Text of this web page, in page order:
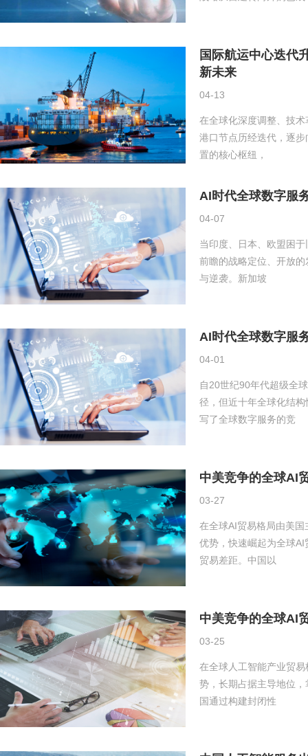
国际航运中心迭代
新未来
04-13
在全球化深度调整、技
港口节点历经迭代，逐
置的核心枢纽，
AI时代全球数字服
04-07
当印度、日本、欧盟困
前瞻的战略定位、开放
与逆袭。新加坡
AI时代全球数字服
04-01
自20世纪90年代超级全
径，但近十年全球化结
写了全球数字服务的竞
中美竞争的全球AI
03-27
在全球AI贸易格局由美
优势，快速崛起为全球
贸易差距。中国以
中美竞争的全球AI
03-25
在全球人工智能产业贸
势，长期占据主导地位
国通过构建封闭性